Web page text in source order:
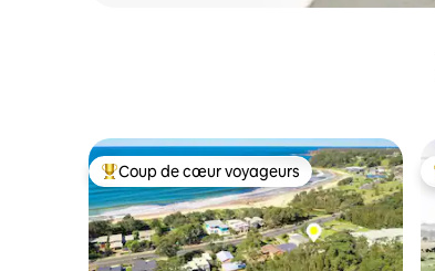
Coups de cœur voyageurs les plus appréciés
Coup de cœur voyageurs